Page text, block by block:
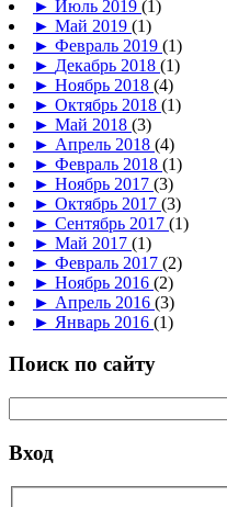
► Июль 2019 (1)
► Май 2019 (1)
► Февраль 2019 (1)
► Декабрь 2018 (1)
► Ноябрь 2018 (4)
► Октябрь 2018 (1)
► Май 2018 (3)
► Апрель 2018 (4)
► Февраль 2018 (1)
► Ноябрь 2017 (3)
► Октябрь 2017 (3)
► Сентябрь 2017 (1)
► Май 2017 (1)
► Февраль 2017 (2)
► Ноябрь 2016 (2)
► Апрель 2016 (3)
► Январь 2016 (1)
Поиск по сайту
Вход